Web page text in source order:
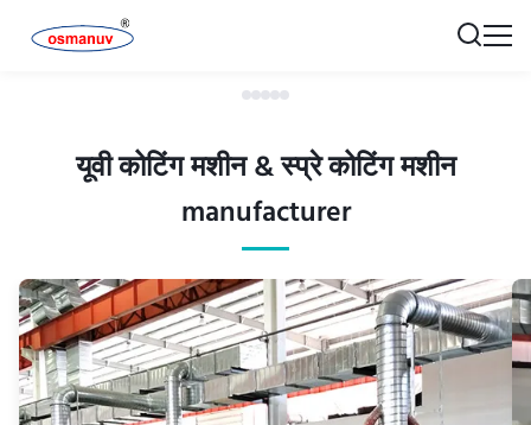
यूवी कोटिंग मशीन & स्प्रे कोटिंग मशीन
manufacturer